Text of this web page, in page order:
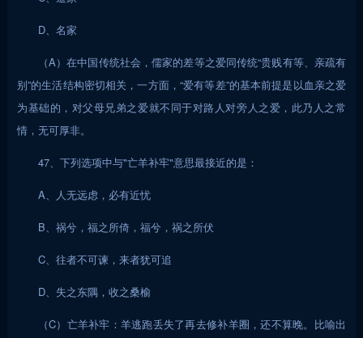
D、名家
（A）在中国传统社会，儒家的差等之爱同传统“贵贱有等、亲疏有
别”的生活结构密切相关，一方面，“爱有等差”的基本前提是以血亲之爱
为基础的，对父母兄弟之爱就不同于对路人对旁人之爱，此乃人之常
情，无可厚非。
47、下列选项中与"亡羊补牢"意思最接近的是：
A、人无远虑，必有近忧
B、祸兮，福之所倚，福兮，祸之所伏
C、往者不可谏，来者犹可追
D、失之东隅，收之桑榆
（C）亡羊补牢：羊逃跑丢失了再去修补羊圈，还不算晚。比喻出